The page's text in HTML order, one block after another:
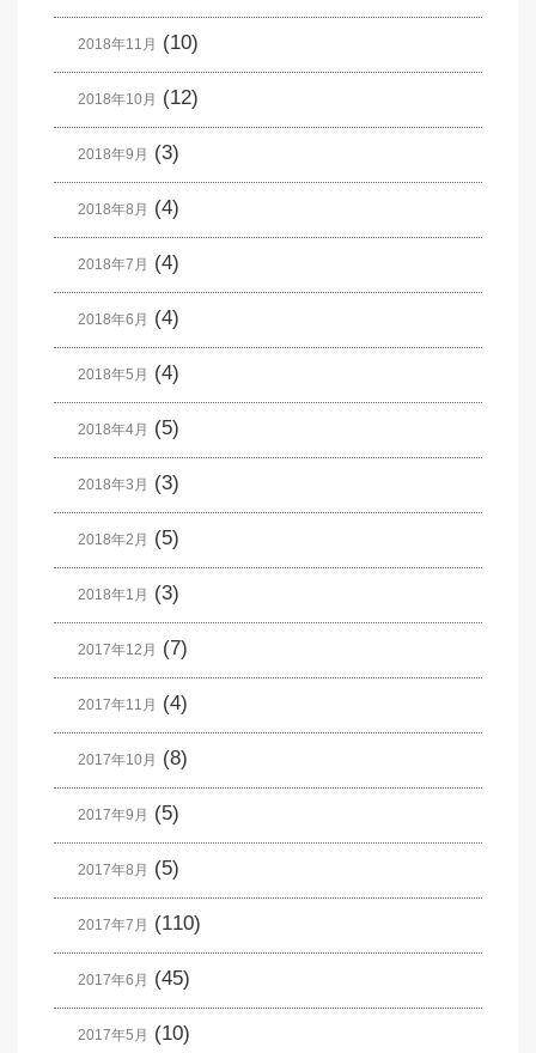
2018年11月 (10)
2018年10月 (12)
2018年9月 (3)
2018年8月 (4)
2018年7月 (4)
2018年6月 (4)
2018年5月 (4)
2018年4月 (5)
2018年3月 (3)
2018年2月 (5)
2018年1月 (3)
2017年12月 (7)
2017年11月 (4)
2017年10月 (8)
2017年9月 (5)
2017年8月 (5)
2017年7月 (110)
2017年6月 (45)
2017年5月 (10)